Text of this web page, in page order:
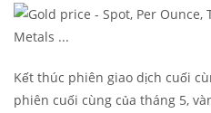
Kết thúc phiên giao dịch cuối
phiên cuối cùng của tháng 5,